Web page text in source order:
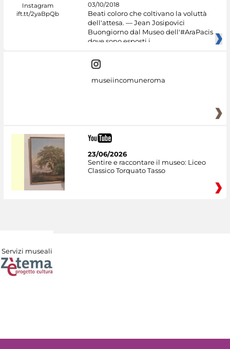
03/10/2018
Beati coloro che coltivano la voluttà
dell'attesa. — Jean Josipovici
Buongiorno dal Museo dell'#AraPacis
dove sono esposti i
museiincomuneroma
23/06/2026
Sentire e raccontare il museo: Liceo
Classico Torquato Tasso
Servizi museali